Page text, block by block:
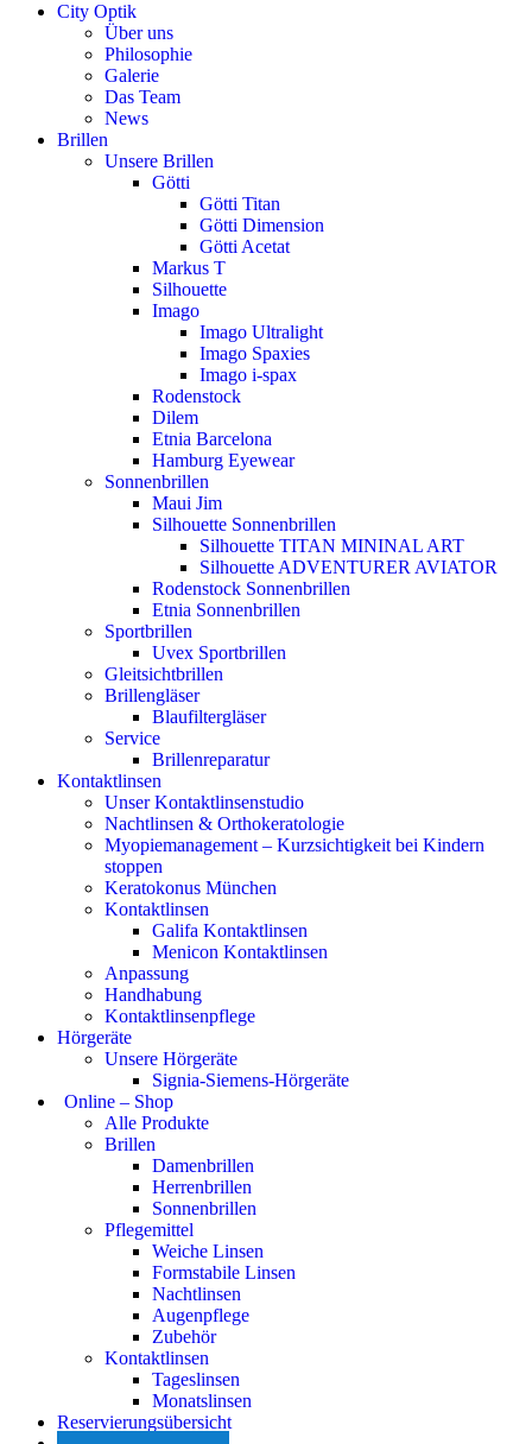
City Optik
Über uns
Philosophie
Galerie
Das Team
News
Brillen
Unsere Brillen
Götti
Götti Titan
Götti Dimension
Götti Acetat
Markus T
Silhouette
Imago
Imago Ultralight
Imago Spaxies
Imago i-spax
Rodenstock
Dilem
Etnia Barcelona
Hamburg Eyewear
Sonnenbrillen
Maui Jim
Silhouette Sonnenbrillen
Silhouette TITAN MININAL ART
Silhouette ADVENTURER AVIATOR
Rodenstock Sonnenbrillen
Etnia Sonnenbrillen
Sportbrillen
Uvex Sportbrillen
Gleitsichtbrillen
Brillengläser
Blaufiltergläser
Service
Brillenreparatur
Kontaktlinsen
Unser Kontaktlinsenstudio
Nachtlinsen & Orthokeratologie
Myopiemanagement – Kurzsichtigkeit bei Kindern
stoppen
Keratokonus München
Kontaktlinsen
Galifa Kontaktlinsen
Menicon Kontaktlinsen
Anpassung
Handhabung
Kontaktlinsenpflege
Hörgeräte
Unsere Hörgeräte
Signia-Siemens-Hörgeräte
Online – Shop
Alle Produkte
Brillen
Damenbrillen
Herrenbrillen
Sonnenbrillen
Pflegemittel
Weiche Linsen
Formstabile Linsen
Nachtlinsen
Augenpflege
Zubehör
Kontaktlinsen
Tageslinsen
Monatslinsen
Reservierungsübersicht